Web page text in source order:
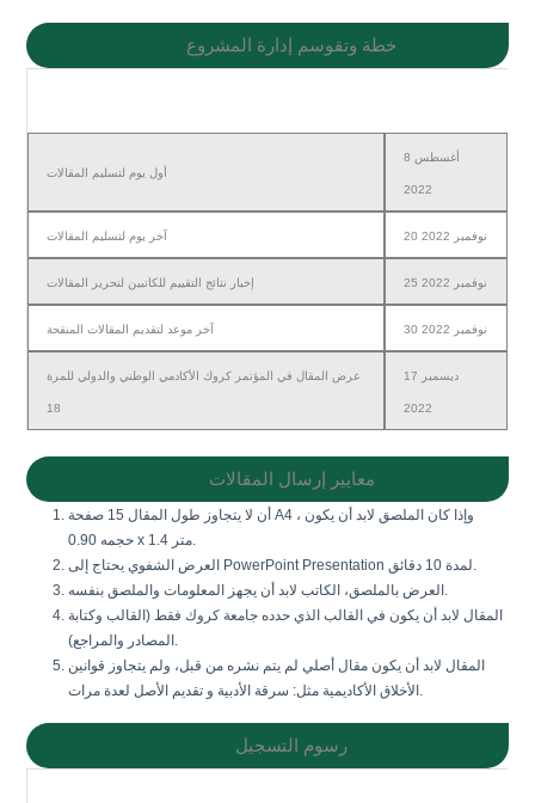
خطة وتقوسم إدارة المشروع
أول يوم لتسليم المقالات
8 أغسطس
2022
آخر يوم لتسليم المقالات 20 نوفمبر 2022
إخبار نتائج التقييم للكاتبين لتحرير المقالات 25 نوفمبر 2022
آخر موعد لتقديم المقالات المنقحة 30 نوفمبر 2022
عرض المقال في المؤتمر كروك الأكادمي الوطني والدولي للمرة
18
17 ديسمبر
2022
معايير إرسال المقالات
أن لا يتجاوز طول المقال 15 صفحة A4 ، وإذا كان الملصق لابد أن يكون
المقال لابد أن يكون في القالب الذي حدده جامعة كروك فقط (القالب وكتابة
المقال لابد أن يكون مقال أصلي لم يتم نشره من قبل، ولم يتجاوز قوانين
رسوم التسجيل